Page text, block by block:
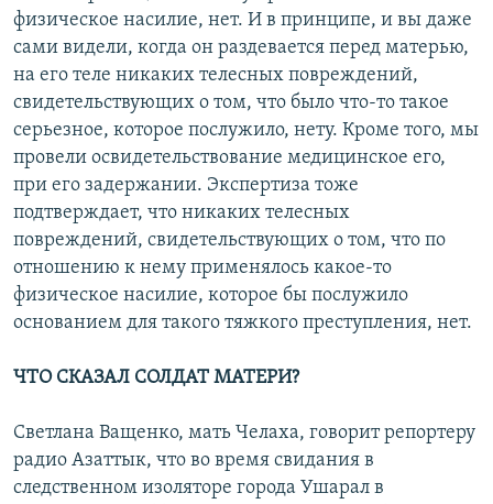
физическое насилие, нет. И в принципе, и вы даже
сами видели, когда он раздевается перед матерью,
на его теле никаких телесных повреждений,
свидетельствующих о том, что было что-то такое
серьезное, которое послужило, нету. Кроме того, мы
провели освидетельствование медицинское его,
при его задержании. Экспертиза тоже
подтверждает, что никаких телесных
повреждений, свидетельствующих о том, что по
отношению к нему применялось какое-то
физическое насилие, которое бы послужило
основанием для такого тяжкого преступления, нет.
ЧТО СКАЗАЛ СОЛДАТ МАТЕРИ?
Светлана Ващенко, мать Челаха, говорит репортеру
радио Азаттык, что во время свидания в
следственном изоляторе города Ушарал в